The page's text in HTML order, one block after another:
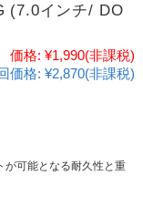
(7.0インチ/ DO
価格: ¥1,990(非課税)
価格: ¥2,870(非課税)
が可能となる耐久性と重